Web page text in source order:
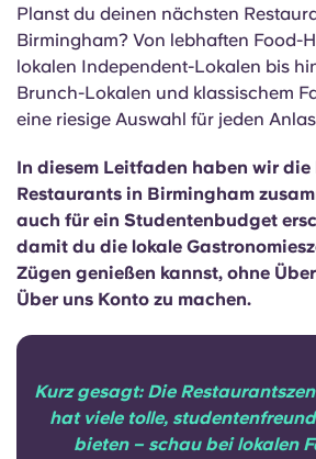
Italian
French
Portuguese
Planst du deinen nächsten
Birmingham? Von lebhaften Food-
lokalen Independent-Lokalen bis
Brunch-Lokalen und klassischem
eine riesige Auswahl für jeden
In diesem Leitfaden haben wir die
Restaurants in Birmingham
auch für ein Studentenbudget
damit du die lokale
Zügen genießen kannst, ohne
Über uns Konto zu machen.
Kurz gesagt: Die
hat viele tolle,
bieten – schau bei lokalen